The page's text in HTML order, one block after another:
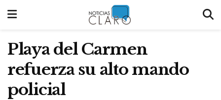
Playa del Carmen
refuerza su alto mando
policial